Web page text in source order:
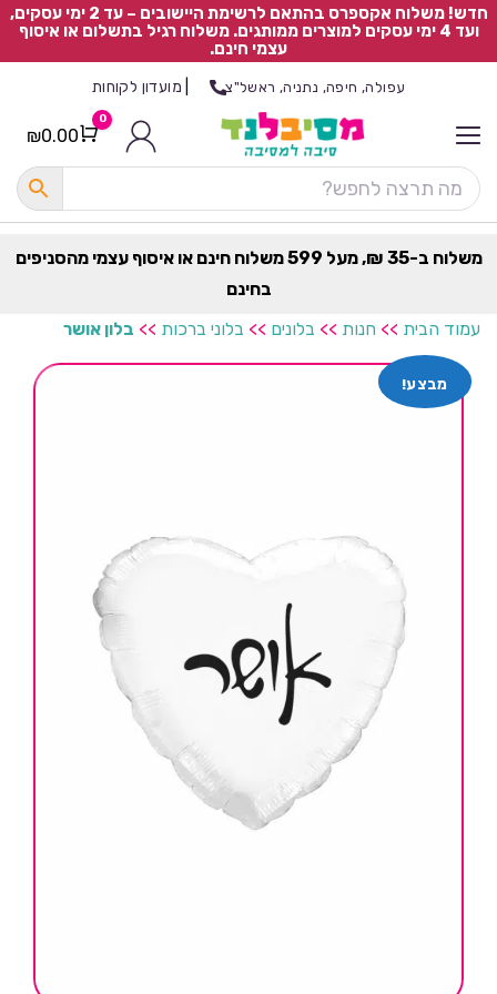
חדש! משלוח אקספרס בהתאם לרשימת היישובים – עד 2 ימי עסקים,
ועד 4 ימי עסקים למוצרים ממותגים. משלוח רגיל בתשלום או איסוף
עצמי חינם.
עפולה, חיפה, נתניה, ראשל"צ מועדון לקוחות
Cart
0
₪0.00
משלוח ב-35 ₪, מעל 599 משלוח חינם או איסוף עצמי מהסניפים
בחינם
עמוד הבית >> חנות >> בלונים >> בלוני ברכות >> בלון אושר
מבצע!